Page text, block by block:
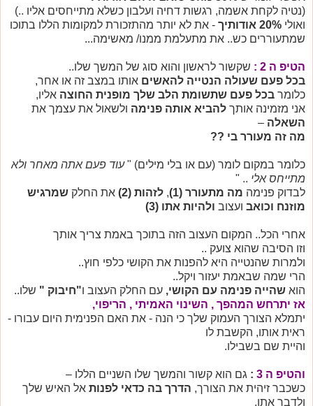
(נטיה לקחת אשמה, רגשות דחיה ועלבון כשלא מתייחסים אליו ..)
ואולי 20% אודותיך
- את לא יותר מהתזכורת למקומות הללו בתוכו
שמתעוררים כש.. את מתעלמת ממנו/ מאשימה...
הטיפ ה 2 :
שקשור לראשון והוא סוג של המשך שלו..
בכל פעם שעולה הנטייה להאשים אותו במצב זה או אחר,
כלומר בכל פעם שתשומת הלב שלך מופנית החוצה אליו,
אני מזמינה אותך להביא אותה פנימה ולשאול את עצמך את
השאלה –
מה זה מעורר בי ??
כלומר במקום לומר (עם או בלי מילים) "עוד פעם אתה מאחר ולא
מתייחס אלי ..
"
לבדוק פנימה מה מתעורר (1) , לזהות (2) את החלק שמרגיש
מוזנח וכואב ועצוב ולהיות אתו (3)
אחרי הכל.. המקום העצוב הזה בתוכך באמת צריך אותך
וזו הסיבה שהוא צועק ..
ולמרות שהנטייה היא להפנות את הקושי כלפי חוץ..
הרי שמה שבאמת יעזור ויקל..
הוא שהייה פנימה עם הקושי, עם החלק העצוב ו"חיבוק " שלו..
אז יתרחש המהפך , השינוי האמיתי , הריפוי,
יתמלא הצורך העמוק שלך כי הנה - את האם הפנימית היום עבורו -
ראית אותו, הקשבת לו
והיית שם בשבילו.
והטיפ ה 3 : גם הוא קשור והמשך שלו השניים הללו –
כשכבר זיהית את הצורך, הדרך בה כדאי לפנות אל האיש שלך
ולדבר אתו,